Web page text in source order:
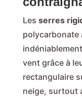
Les serres
polycarbonate
vent grâce à
rectangulaire
neige, surtout